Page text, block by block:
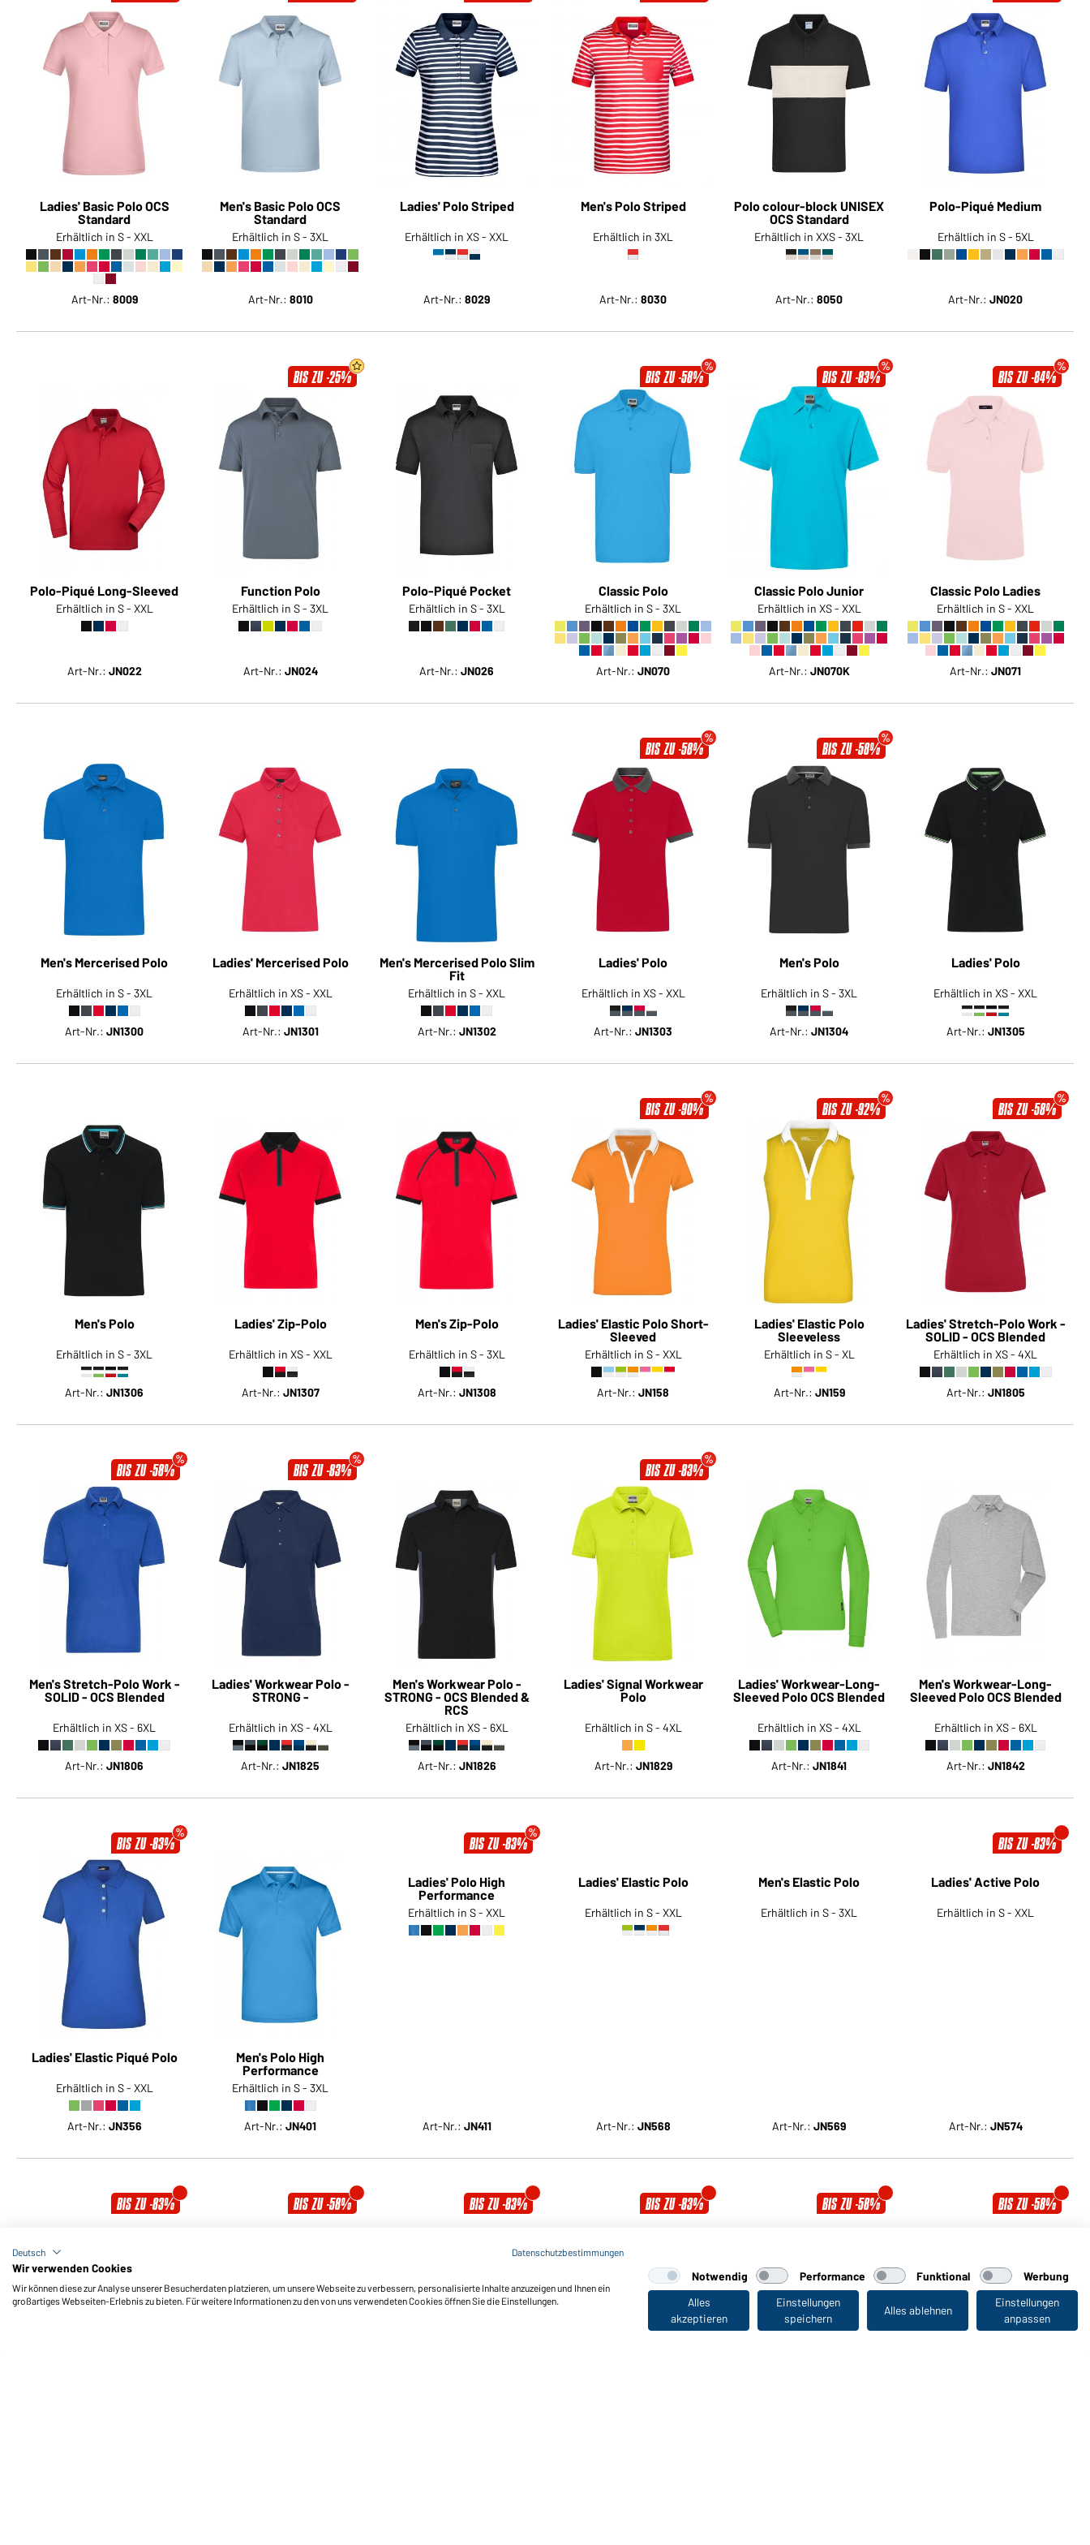
Sie möchten gerne für Ihren
privaten Bedarf einkaufen?
Hier geht's zu unserem
Endkundenshop
Ladies' Basic Polo OCS
Standard
Erhältlich in S - XXL
Art-Nr.: 8009
Men's Basic Polo OCS
Standard
Erhältlich in S - 3XL
Art-Nr.: 8010
Ladies' Polo Striped
Erhältlich in XS - XXL
Art-Nr.:8029
Men's Polo Striped
Erhältlich in 3XL
Art-Nr.:8030
Polo colour-block UNISEX
OCS Standard
Erhältlich in XXS - 3XL
Art-Nr.:8050
Polo-Piqué Medium
Erhältlich in S - 5XL
Art-Nr.:JN020
Polo-Piqué Long-Sleeved
Erhältlich in S - XXL
Art-Nr.: JN022
BIS ZU -25%
Function Polo
Erhältlich in S - 3XL
Art-Nr.: JN024
Polo-Piqué Pocket
Erhältlich in S - 3XL
Art-Nr.:JN026
BIS ZU -58%
Classic Polo
Erhältlich in S - 3XL
Art-Nr.:JN070
BIS ZU -83%
Classic Polo Junior
Erhältlich in XS - XXL
Art-Nr.: JN070K
BIS ZU -84%
Classic Polo Ladies
Erhältlich in S - XXL
Art-Nr.:JN071
Men's Mercerised Polo
Erhältlich in S - 3XL
Art-Nr.:JN1300
Ladies' Mercerised Polo
Erhältlich in XS - XXL
Art-Nr.: JN1301
Men's Mercerised Polo Slim
Fit
Erhältlich in S - XXL
Art-Nr.: JN1302
BIS ZU -58%
Ladies' Polo
Erhältlich in XS - XXL
Art-Nr.:JN1303
BIS ZU -58%
Men's Polo
Erhältlich in S - 3XL
Art-Nr.:JN1304
Ladies' Polo
Erhältlich in XS - XXL
Art-Nr.: JN1305
Men's Polo
Erhältlich in S - 3XL
Art-Nr.:JN1306
Ladies' Zip-Polo
Erhältlich in XS - XXL
Art-Nr.: JN1307
Men's Zip-Polo
Erhältlich in S - 3XL
Art-Nr.: JN1308
BIS ZU -90%
Ladies' Elastic Polo Short-
Sleeved
Erhältlich in S - XXL
Art-Nr.:JN158
BIS ZU -92%
Ladies' Elastic Polo
Sleeveless
Erhältlich in S - XL
Art-Nr.: JN159
BIS ZU -58%
Ladies' Stretch-Polo Work -
SOLID - OCS Blended
Erhältlich in XS - 4XL
Art-Nr.: JN1805
BIS ZU -58%
Men's Stretch-Polo Work -
SOLID - OCS Blended
Erhältlich in XS - 6XL
Art-Nr.:JN1806
BIS ZU -83%
Ladies' Workwear Polo -
STRONG -
Erhältlich in XS - 4XL
Art-Nr.:JN1825
Men's Workwear Polo -
STRONG - OCS Blended &
RCS
Erhältlich in XS - 6XL
Art-Nr.: JN1826
BIS ZU -83%
Ladies' Signal Workwear
Polo
Erhältlich in S - 4XL
Art-Nr.: JN1829
Ladies' Workwear-Long-
Sleeved Polo OCS Blended
Erhältlich in XS - 4XL
Art-Nr.:JN1841
Men's Workwear-Long-
Sleeved Polo OCS Blended
Erhältlich in XS - 6XL
Art-Nr.: JN1842
BIS ZU -83%
Ladies' Elastic Piqué Polo
Erhältlich in S - XXL
Art-Nr.: JN356
Men's Polo High
Performance
Erhältlich in S - 3XL
Art-Nr.:JN401
BIS ZU -83%
Art-Nr.: JN411 Art-Nr.: JN568 Art-Nr.:JN569
BIS ZU -83%
Ladies' Active Polo
Erhältlich in S - XXL
Art-Nr.: JN574
BIS ZU -83%
Erhältlich in S - XXL
BIS ZU -58% BIS ZU -83% BIS ZU -83%
Erhältlich in M
BIS ZU -58%
Art-Nr.:JN705
BIS ZU -58%
Art-Nr.: JN706
Zuletzt angesehen
Deutsch Datenschutzbestimmungen
Wir verwenden Cookies
Wir können diese zur Analyse unserer Besucherdaten platzieren, um unsere Webseite zu verbessern, personalisierte Inhalte anzuzeigen und Ihnen ein
großartiges Webseiten-Erlebnis zu bieten. Für weitere Informationen zu den von uns verwendeten Cookies öffnen Sie die Einstellungen.
Notwendig Performance Funktional
Werbung
Alles
akzeptieren
Einstellungen
speichern
Alles ablehnen
Einstellungen
anpassen